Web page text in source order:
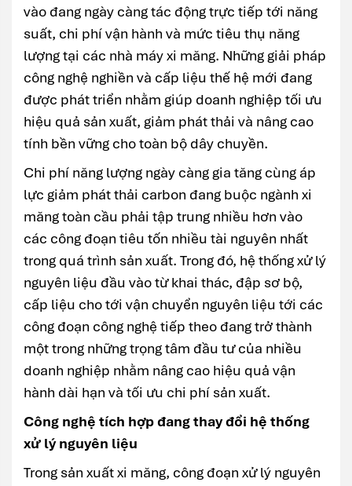
vào đang ngày càng tác động trực tiếp tới năng
suất, chi phí vận hành và mức tiêu thụ năng
lượng tại các nhà máy xi măng. Những giải pháp
công nghệ nghiền và cấp liệu thế hệ mới đang
được phát triển nhằm giúp doanh nghiệp tối ưu
hiệu quả sản xuất, giảm phát thải và nâng cao
tính bền vững cho toàn bộ dây chuyền.
Chi phí năng lượng ngày càng gia tăng cùng áp
lực giảm phát thải carbon đang buộc ngành xi
măng toàn cầu phải tập trung nhiều hơn vào
các công đoạn tiêu tốn nhiều tài nguyên nhất
trong quá trình sản xuất. Trong đó, hệ thống xử lý
nguyên liệu đầu vào từ khai thác, đập sơ bộ,
cấp liệu cho tới vận chuyển nguyên liệu tới các
công đoạn công nghệ tiếp theo đang trở thành
một trong những trọng tâm đầu tư của nhiều
doanh nghiệp nhằm nâng cao hiệu quả vận
hành dài hạn và tối ưu chi phí sản xuất.
Công nghệ tích hợp đang thay đổi hệ thống
xử lý nguyên liệu
Trong sản xuất xi măng, công đoạn xử lý nguyên